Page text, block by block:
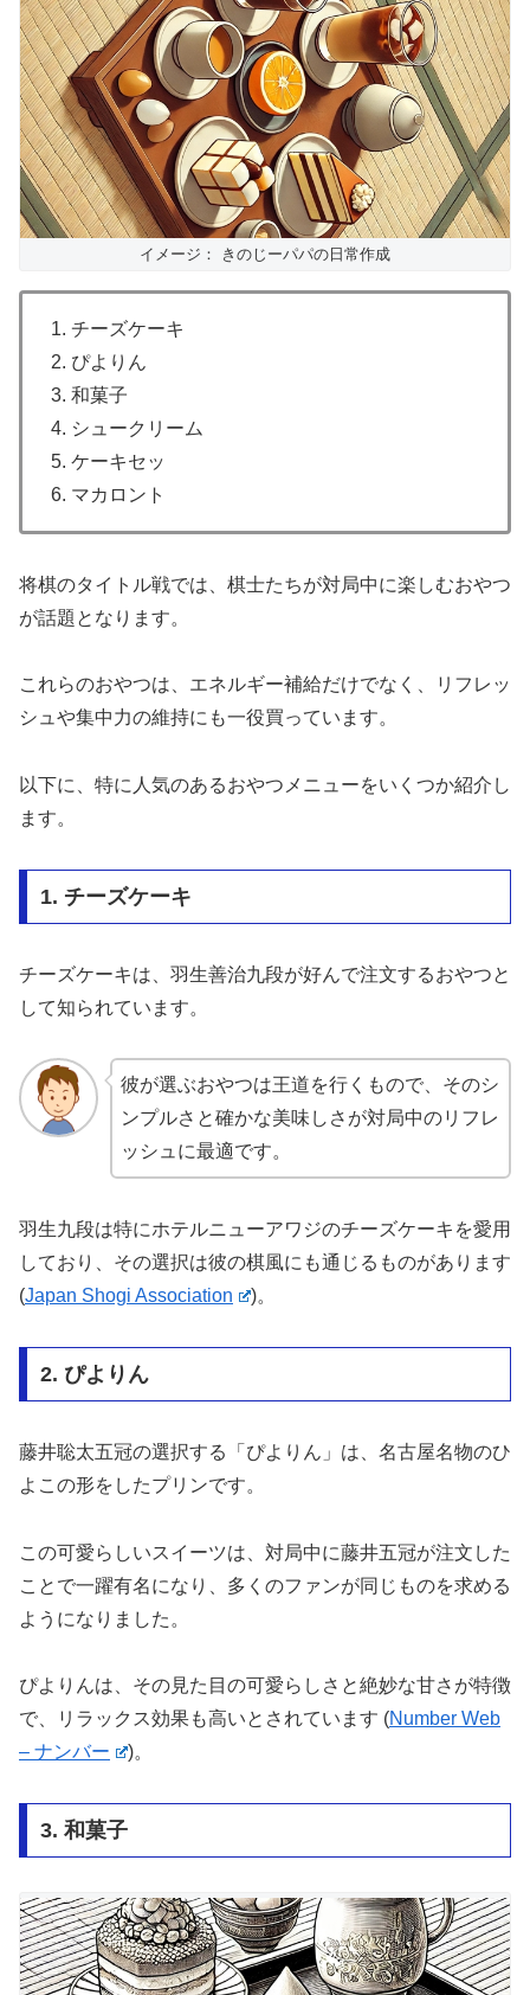
イメージ： きのじーパパの日常作成
1. チーズケーキ
2. ぴよりん
3. 和菓子
4. シュークリーム
5. ケーキセッ
6. マカロント
将棋のタイトル戦では、棋士たちが対局中に楽しむおやつ
が話題となります。
これらのおやつは、エネルギー補給だけでなく、リフレッ
シュや集中力の維持にも一役買っています。
以下に、特に人気のあるおやつメニューをいくつか紹介し
ます。
1. チーズケーキ
チーズケーキは、羽生善治九段が好んで注文するおやつと
して知られています。
彼が選ぶおやつは王道を行くもので、そのシ
ンプルさと確かな美味しさが対局中のリフレ
ッシュに最適です。
羽生九段は特にホテルニューアワジのチーズケーキを愛用
しており、その選択は彼の棋風にも通じるものがあります​
(Japan Shogi Association )​。
2. ぴよりん
藤井聡太五冠の選択する「ぴよりん」は、名古屋名物のひ
よこの形をしたプリンです。
この可愛らしいスイーツは、対局中に藤井五冠が注文した
ことで一躍有名になり、多くのファンが同じものを求める
ようになりました。
ぴよりんは、その見た目の可愛らしさと絶妙な甘さが特徴
で、リラックス効果も高いとされています​ (Number Web
– ナンバー
)​。
3. 和菓子